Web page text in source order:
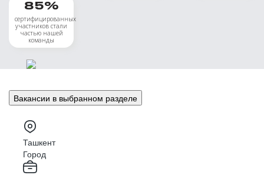
85%
сертифицированных
участников стали
частью нашей
команды
Вакансии в выбранном разделе
Ташкент
Город